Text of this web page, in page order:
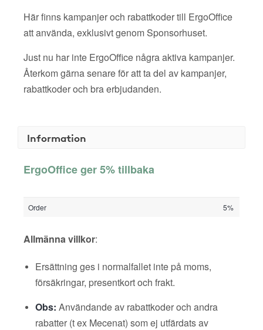
Här finns kampanjer och rabattkoder till ErgoOffice
att använda, exklusivt genom Sponsorhuset.
Just nu har inte ErgoOffice några aktiva kampanjer.
Återkom gärna senare för att ta del av kampanjer,
rabattkoder och bra erbjudanden.
Information
ErgoOffice ger 5% tillbaka
Order 5%
Allmänna villkor:
Ersättning ges i normalfallet inte på moms,
försäkringar, presentkort och frakt.
Obs: Användande av rabattkoder och andra
rabatter (t ex Mecenat) som ej utfärdats av